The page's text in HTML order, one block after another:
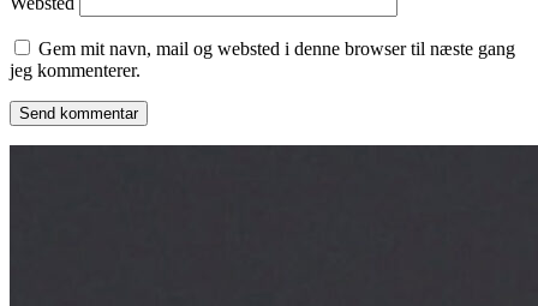
Gem mit navn, mail og websted i denne browser til næste gang
jeg kommenterer.